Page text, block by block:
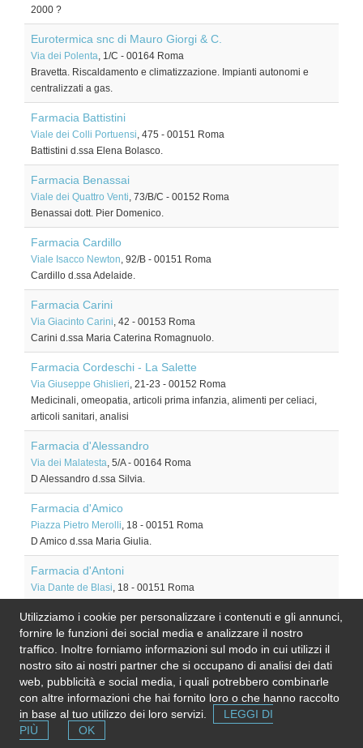
2000 ?
Eurotermica snc di Mauro Giorgi & C.
Via dei Polenta, 1/C - 00164 Roma
Bravetta. Riscaldamento e climatizzazione. Impianti autonomi e
centralizzati a gas.
Farmacia Battistini
Viale dei Colli Portuensi, 475 - 00151 Roma
Battistini d.ssa Elena Bolasco.
Farmacia Benassai
Viale dei Quattro Venti, 73/B/C - 00152 Roma
Benassai dott. Pier Domenico.
Farmacia Cardillo
Viale Isacco Newton, 92/B - 00151 Roma
Cardillo d.ssa Adelaide.
Farmacia Carini
Via Giacinto Carini, 42 - 00153 Roma
Carini d.ssa Maria Caterina Romagnuolo.
Farmacia Cordeschi - La Salette
Via Giuseppe Ghislieri, 21-23 - 00152 Roma
Medicinali, omeopatia, articoli prima infanzia, alimenti per celiaci,
articoli sanitari, analisi
Farmacia d'Alessandro
Via dei Malatesta, 5/A- 00164 Roma
D Alessandro d.ssa Silvia.
Farmacia d'Amico
Piazza Pietro Merolli, 18 - 00151 Roma
D Amico d.ssa Maria Giulia.
Farmacia d'Antoni
Via Dante de Blasi, 18 - 00151 Roma
Farmacia degli Estensi
Via della Consolata, 7-9- 00164 Roma
Degli Estensi Sas dr. Gerardo Pasquale Leonardis.
Farmacia Delogu
Circonvallazione Gianicolense, 186/A- 00152 Roma
Delogu d.ssa Francesca.
Utilizziamo i cookie per personalizzare i contenuti e gli annunci,
fornire le funzioni dei social media e analizzare il nostro
traffico. Inoltre forniamo informazioni sul modo in cui utilizzi il
nostro sito ai nostri partner che si occupano di analisi dei dati
web, pubblicità e social media, i quali potrebbero combinarle
con altre informazioni che hai fornito loro o che hanno raccolto
in base al tuo utilizzo dei loro servizi.
LEGGI DI
PIÙ
OK